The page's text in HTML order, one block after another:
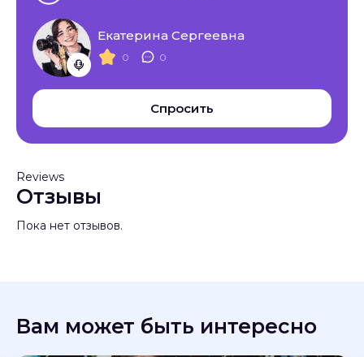
Екатерина Сергеевна
0 0
Спросить
Reviews
Отзывы
Пока нет отзывов.
Вам может быть интересно